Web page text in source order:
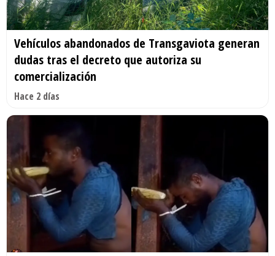
Vehículos abandonados de Transgaviota generan
dudas tras el decreto que autoriza su
comercialización
Hace 2 días